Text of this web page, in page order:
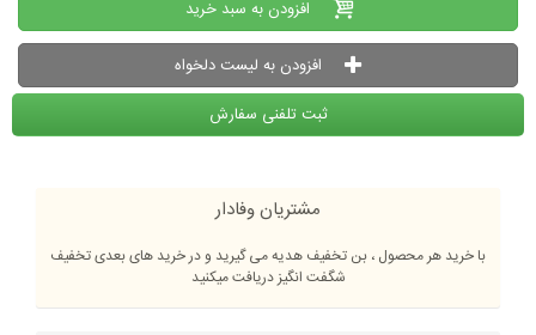
افزودن به سبد خرید
افزودن به لیست دلخواه
ثبت تلفنی سفارش
مشتریان وفادار
با خرید هر محصول ، بن تخفیف هدیه می گیرید و در خرید های بعدی تخفیف
شگفت انگیز دریافت میکنید